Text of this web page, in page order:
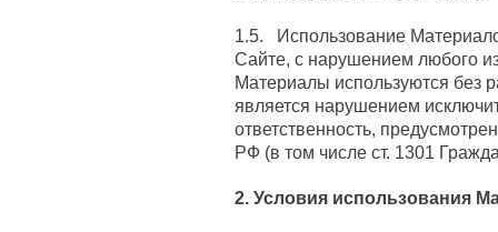
1.5. Использование
Сайте, с нарушением любого
Материалы используются без
является нарушением
ответственность,
РФ (в том числе ст. 1301
2. Условия использования